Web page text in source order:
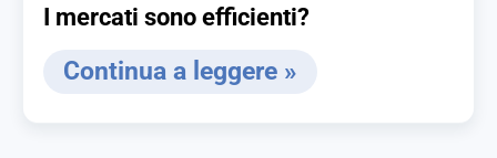
I mercati sono efficienti?
Continua a leggere »